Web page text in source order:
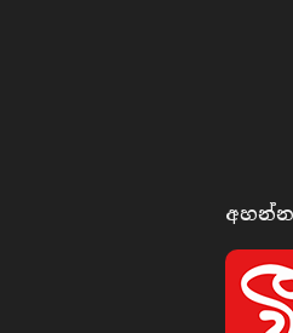
අහන්​න